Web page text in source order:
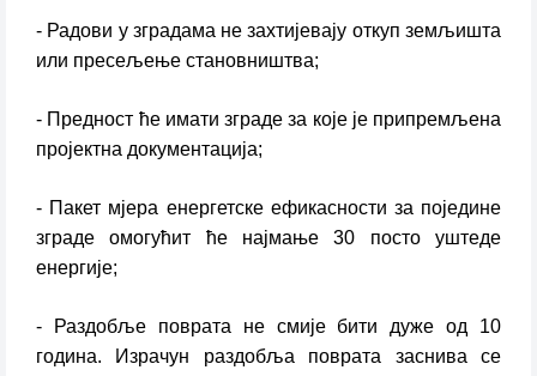
- Радови у зградама не захтијевају откуп земљишта
или пресељење становништва;
- Предност ће имати зграде за које је припремљена
пројектна документација;
- Пакет мјера енергетске ефикасности за поједине
зграде омогућит ће најмање 30 посто уштеде
енергије;
- Раздобље поврата не смије бити дуже од 10
година. Израчун раздобља поврата заснива се